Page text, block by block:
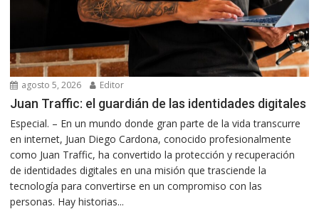
agosto 5, 2026 Editor
Juan Traffic: el guardián de las identidades digitales
Especial. – En un mundo donde gran parte de la vida transcurre
en internet, Juan Diego Cardona, conocido profesionalmente
como Juan Traffic, ha convertido la protección y recuperación
de identidades digitales en una misión que trasciende la
tecnología para convertirse en un compromiso con las
personas. Hay historias...